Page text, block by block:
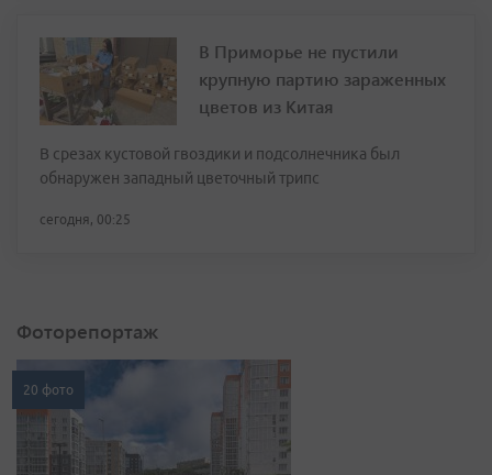
В Приморье не пустили
крупную партию зараженных
цветов из Китая
В срезах кустовой гвоздики и подсолнечника был
обнаружен западный цветочный трипс
сегодня, 00:25
Фоторепортаж
20 фото